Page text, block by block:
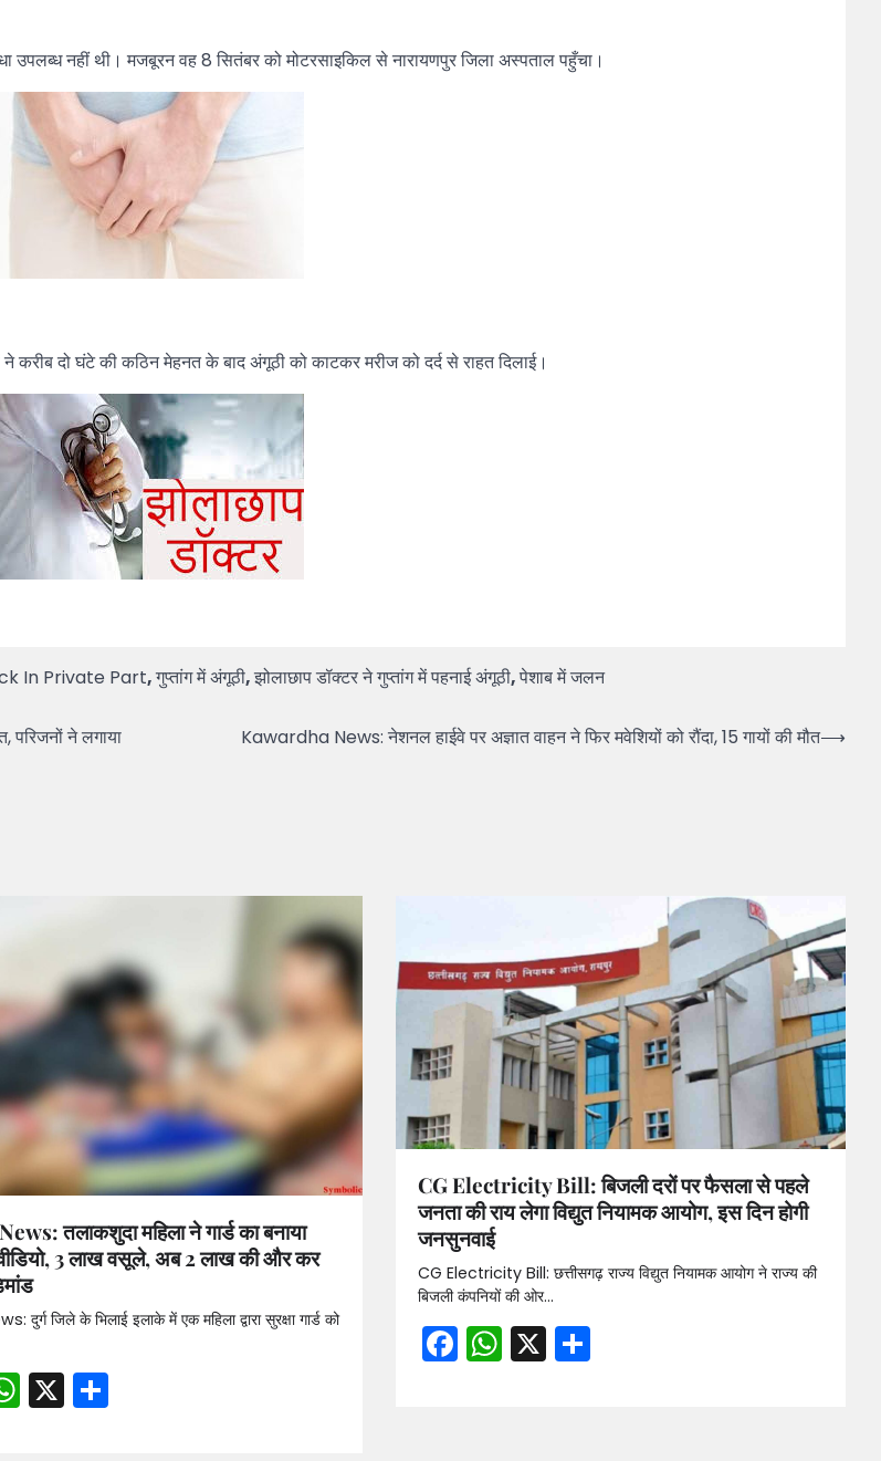
नहीं थी। मजबूरन वह 8 सितंबर को मोटरसाइकिल से नारायणपुर जिला अस्पताल पहुँचा।
दो घंटे की कठिन मेहनत के बाद अंगूठी को काटकर मरीज को दर्द से राहत दिलाई।
In Private Part,गुप्तांग में अंगूठी,झोलाछाप डॉक्टर ने गुप्तांग में पहनाई अंगूठी,पेशाब में जलन
ने लगाया
Kawardha News: नेशनल हाईवे पर अज्ञात वाहन ने फिर मवेशियों को रौंदा, 15 गायों की मौत⟶
तलाकशुदा महिला ने गार्ड का बनाया
3 लाख वसूले, अब 2 लाख की और कर
दुर्ग जिले के भिलाई इलाके में एक महिला द्वारा सुरक्षा गार्ड को
WhatsApp
X Share
CG Electricity Bill: बिजली दरों पर फैसला से पहले
जनता की राय लेगा विद्युत नियामक आयोग, इस दिन होगी
जनसुनवाई
CG Electricity Bill: छत्तीसगढ़ राज्य विद्युत नियामक आयोग ने राज्य की
बिजली कंपनियों की ओर…
Facebook
WhatsApp
X